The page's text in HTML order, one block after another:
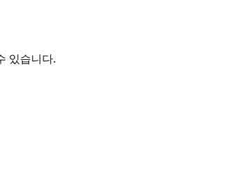
있습니다.